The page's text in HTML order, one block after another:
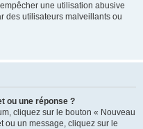
une utilisation abusive
des utilisateurs malveillants ou
ou une réponse ?
cliquez sur le bouton « Nouveau
ou un message, cliquez sur le